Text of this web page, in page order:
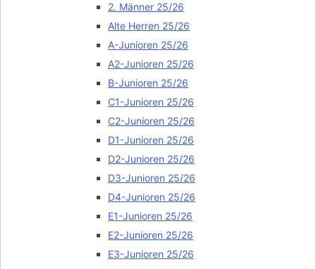
2. Männer 25/26
Alte Herren 25/26
A-Junioren 25/26
A2-Junioren 25/26
B-Junioren 25/26
C1-Junioren 25/26
C2-Junioren 25/26
D1-Junioren 25/26
D2-Junioren 25/26
D3-Junioren 25/26
D4-Junioren 25/26
E1-Junioren 25/26
E2-Junioren 25/26
E3-Junioren 25/26